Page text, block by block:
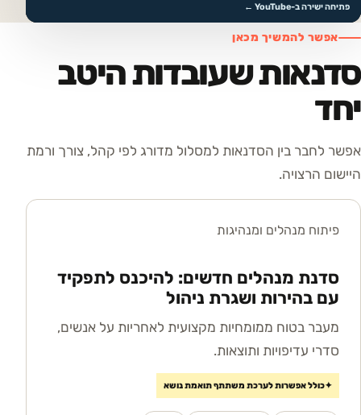
פתיחה ישירה ב-YouTube ←
אפשר להמשיך מכאן
סדנאות שעובדות היטב
יחד
אפשר לחבר בין הסדנאות למסלול מדורג לפי קהל, צורך ורמת
היישום הרצויה.
פיתוח מנהלים ומנהיגות
סדנת מנהלים חדשים: להיכנס לתפקיד
עם בהירות ושגרת ניהול
מעבר בטוח ממומחיות מקצועית לאחריות על אנשים,
סדרי עדיפויות ותוצאות.
✦כולל אפשרות לערכת משתתף תואמת נושא